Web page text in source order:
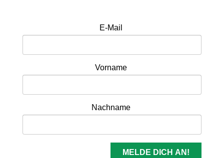
E-Mail
Vorname
Nachname
MELDE DICH AN!